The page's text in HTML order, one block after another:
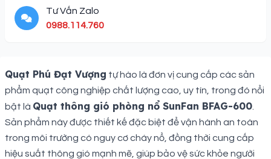
Tư Vấn Zalo
0988.114.760
Description
Quạt Phú Đạt Vượng tự hào là đơn vị cung cấp các sản
phẩm quạt công nghiệp chất lượng cao, uy tín, trong đó nổi
bật là Quạt thông gió phòng nổ SunFan BFAG-600
Sản phẩm này được thiết kế đặc biệt để vận hành an toàn
trong môi trường có nguy cơ cháy nổ, đồng thời cung cấp
hiệu suất thông gió mạnh mẽ, giúp bảo vệ sức khỏe người